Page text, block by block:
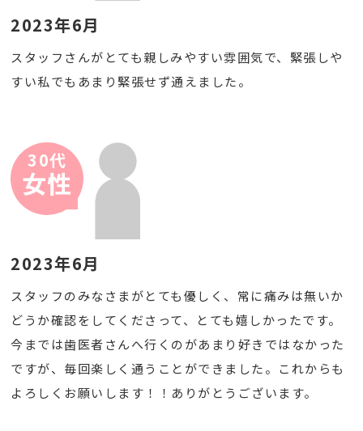
2023年6月
スタッフさんがとても親しみやすい雰囲気で、緊張しや
すい私でもあまり緊張せず通えました。
30代
女性
2023年6月
スタッフのみなさまがとても優しく、常に痛みは無いか
どうか確認をしてくださって、とても嬉しかったです。
今までは歯医者さんへ行くのがあまり好きではなかった
ですが、毎回楽しく通うことができました。これからも
よろしくお願いします！！ありがとうございます。